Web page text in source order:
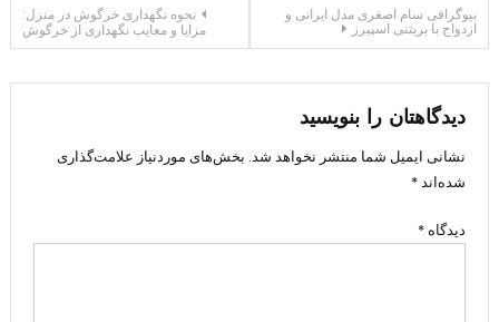
راهبری
نحوه نگهداری خرگوش در منزل:
مزایا و معایب نگهداری از خرگوش
بیوگرافی سام اصغری مدل ایرانی و
ازدواج با بریتنی اسپیرز
دیدگاهتان را بنویسید
نشانی ایمیل شما منتشر نخواهد شد. بخش‌های موردنیاز علامت‌گذاری
شده‌اند*
دیدگاه *